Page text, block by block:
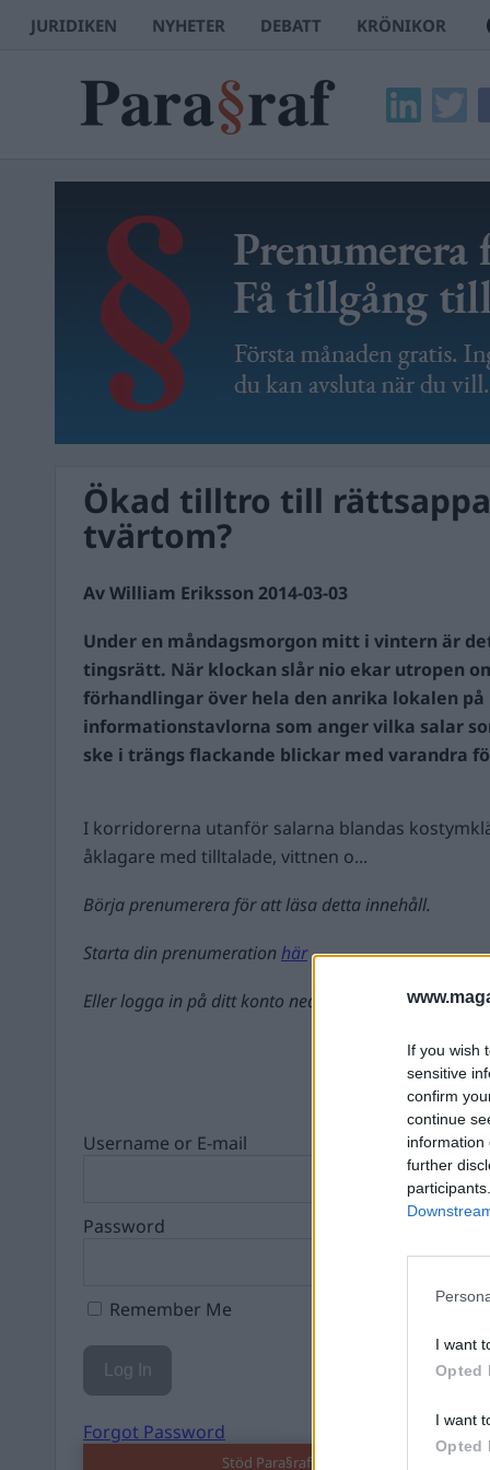
If you wish
sensitive
confirm
continue
information
further
I want
Opted
I want
Opted
JURIDIKEN NYHETER DEBATT KRÖNIKOR
Ökad tilltro till
tvärtom?
Av William Eriksson 2014-03-03
Under en måndagsmorgon mitt i vintern är
tingsrätt. När klockan slår nio ekar utropen
förhandlingar över hela den anrika lokalen på
informationstavlorna som anger vilka salar
ske i trängs flackande blickar med varandra
I korridorerna utanför salarna blandas
åklagare med tilltalade, vittnen o...
Börja prenumerera för att läsa detta innehåll.
Starta din prenumerationhär
Eller logga in på ditt konto nedan:
Username or E-mail
Password
Remember Me
Forgot Password
Stöd Para§raf – magasinet som hatas av